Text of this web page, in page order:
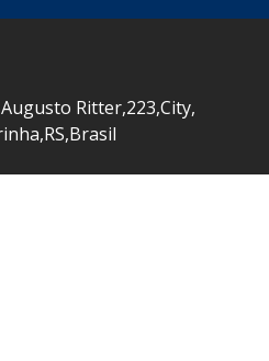
Ritter,223,City,
,RS,Brasil